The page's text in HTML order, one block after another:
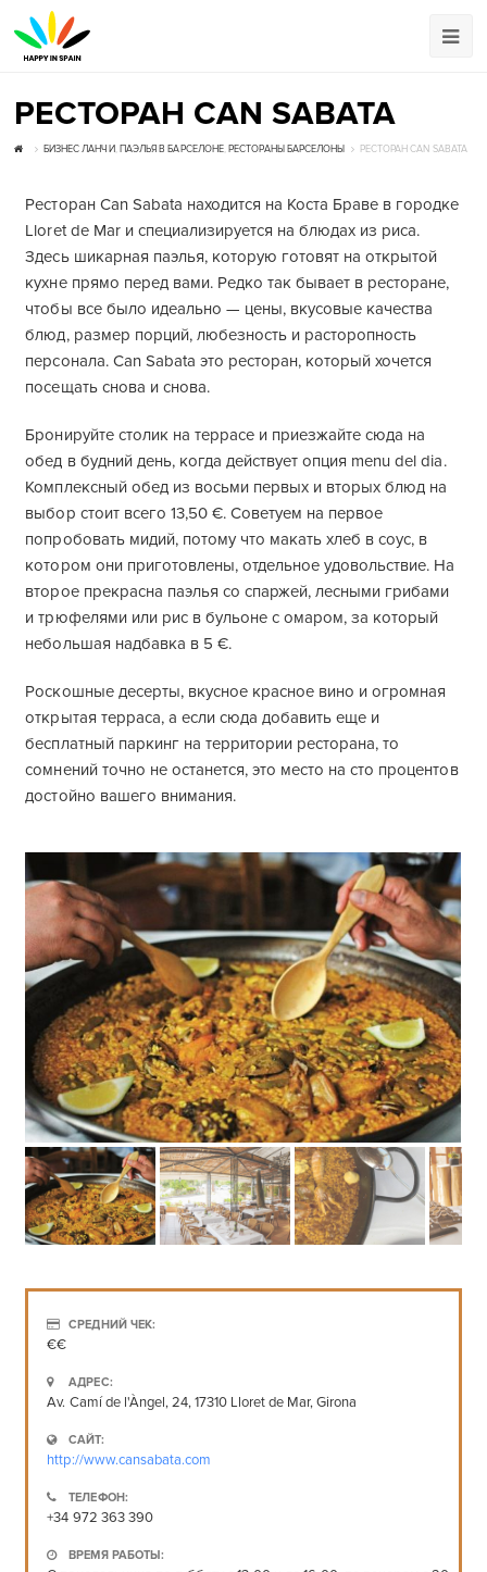
РЕСТОРАН CAN SABATA
БИЗНЕС ЛАНЧИ, ПАЭЛЬЯ В БАРСЕЛОНЕ, РЕСТОРАНЫ БАРСЕЛОНЫ РЕСТОРАН CAN SABATA
Ресторан Can Sabata находится на Коста Браве в городке
Lloret de Mar и специализируется на блюдах из риса.
Здесь шикарная паэлья, которую готовят на открытой
кухне прямо перед вами. Редко так бывает в ресторане,
чтобы все было идеально — цены, вкусовые качества
блюд, размер порций, любезность и расторопность
персонала. Can Sabata это ресторан, который хочется
посещать снова и снова.
Бронируйте столик на террасе и приезжайте сюда на
обед в будний день, когда действует опция menu del dia.
Комплексный обед из восьми первых и вторых блюд на
выбор стоит всего 13,50 €. Советуем на первое
попробовать мидий, потому что макать хлеб в соус, в
котором они приготовлены, отдельное удовольствие. На
второе прекрасна паэлья со спаржей, лесными грибами
и трюфелями или рис в бульоне с омаром, за который
небольшая надбавка в 5 €.
Роскошные десерты, вкусное красное вино и огромная
открытая терраса, а если сюда добавить еще и
бесплатный паркинг на территории ресторана, то
сомнений точно не останется, это место на сто процентов
достойно вашего внимания.
СРЕДНИЙ ЧЕК:
€€
АДРЕС:
Av. Camí de l'Àngel, 24, 17310 Lloret de Mar, Girona
САЙТ:
http://www.cansabata.com
ТЕЛЕФОН:
+34 972 363 390
ВРЕМЯ РАБОТЫ: